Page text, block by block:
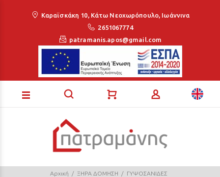
Καραϊσκάκη 10, Κάτω Νεοχωρόπουλο, Ιωάννινα
2651067774
patramanis.apos@gmail.com
Αρχική ΞΗΡΑ ΔΟΜΗΣΗ ΓΥΨΟΣΑΝΙΔΕΣ